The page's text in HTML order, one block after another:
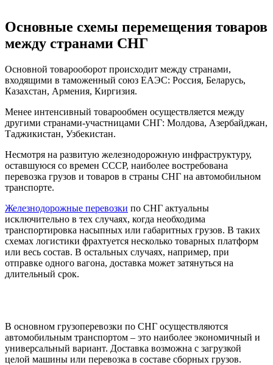
Основные схемы перемещения товаров
между странами СНГ
Основной товарооборот происходит между странами,
входящими в таможенный союз ЕАЭС: Россия, Беларусь,
Казахстан, Армения, Киргизия.
Менее интенсивный товарообмен осуществляется между
другими странами-участницами СНГ: Молдова, Азербайджан,
Таджикистан, Узбекистан.
Несмотря на развитую железнодорожную инфраструктуру,
оставшуюся со времен СССР, наиболее востребована
перевозка грузов и товаров в страны СНГ на автомобильном
транспорте.
Железнодорожные перевозки по СНГ актуальны
исключительно в тех случаях, когда необходима
транспортировка насыпных или габаритных грузов. В таких
схемах логистики фрахтуется несколько товарных платформ
или весь состав. В остальных случаях, например, при
отправке одного вагона, доставка может затянуться на
длительный срок.
В основном грузоперевозки по СНГ осуществляются
автомобильным транспортом – это наиболее экономичный и
универсальный вариант. Доставка возможна с загрузкой
целой машины или перевозка в составе сборных грузов.